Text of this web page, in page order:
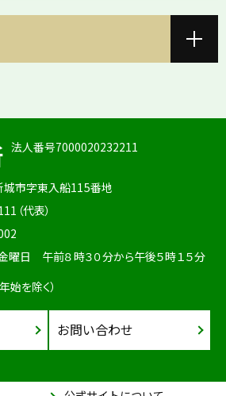
法人番号7000020232211
城市字東入船115番地
（代表）
曜日 午前８時３０分から午後５時１５分
始を除く）
お問い合わせ